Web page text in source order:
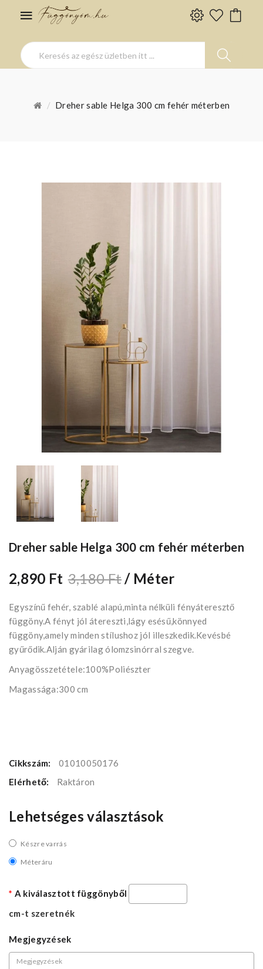
Dreher sable Helga 300 cm fehér méterben
Dreher sable Helga 300 cm fehér méterben
2,890 Ft 3,180 Ft/ Méter
Egyszínű fehér, szablé alapú,minta nélküli fényáteresztő
függöny.A fényt jól átereszti,lágy esésű,könnyed
függöny,amely minden stílushoz jól illeszkedik.Kevésbé
gyűrődik.Alján gyárilag ólomzsinórral szegve.
Anyagösszetétele:100%Poliészter
Magassága:300 cm
Cikkszám:
01010050176
Elérhető:
Raktáron
Lehetséges választások
Készre varrás
Méteráru
A kiválasztott függönyből
cm-t szeretnék
Megjegyzések